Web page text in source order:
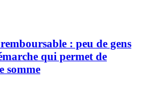
: peu de gens
qui permet de
somme